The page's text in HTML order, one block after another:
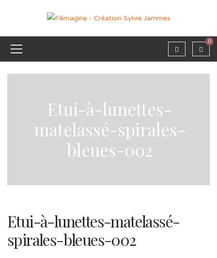
0
Etui-à-lunettes-
matelassé-spirales-
bleues-002
Etui-à-lunettes-matelassé-
spirales-bleues-002